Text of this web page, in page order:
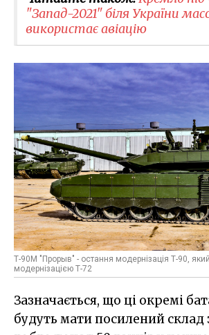
"Запад-2021" біля України
використає авіацію
Т-90М "Прорыв" - остання модернізація Т-90,
модернізацією Т-72
Зазначається, що ці окремі
будуть мати посилений склад